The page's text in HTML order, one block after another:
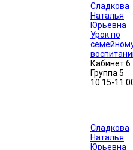
Сладкова
Наталья
Юрьевна
Урок по
Кабинет 6
Группа 5
10:15-
Сладкова
Наталья
Юрьевна